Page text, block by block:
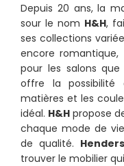
Depuis 20 ans, la
sour le nom H&H,
ses collections
encore
pour les salons
offre la possibilité
matières et les
idéal. H&H propose
chaque mode de
de qualité.
trouver le mobilier